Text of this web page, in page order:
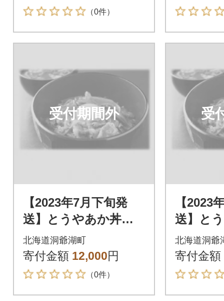
（0件）
受付期間外
【2023年7月下旬発
送】とうやあか丼の
具 100g×2袋入り 2
箱
北海道洞爺湖町
寄付金額 12,000円
（0件）
受
【2023
送】と
具
箱
北海道洞爺
寄付金額